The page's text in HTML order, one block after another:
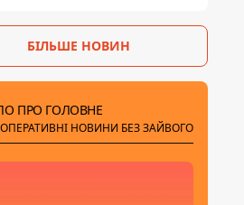
БІЛЬШЕ НОВИН
ПРО ГОЛОВНЕ
НОВИНИ БЕЗ ЗАЙВОГО